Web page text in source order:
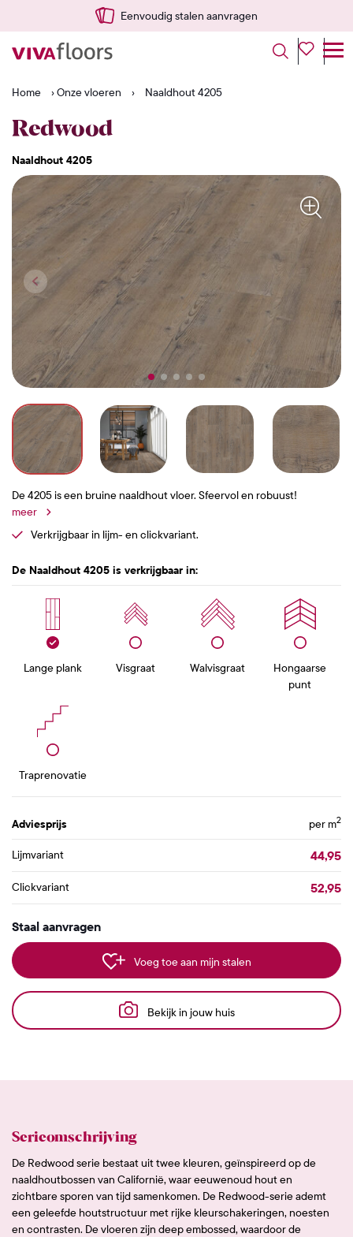
Snel vanuit NL
Home ›Onze vloeren › Naaldhout 4205
Redwood
Naaldhout 4205
De 4205 is een bruine naaldhout vloer. Sfeervol en robuust!
meer
Verkrijgbaar in lijm- en clickvariant.
De Naaldhout 4205 is verkrijgbaar in:
Lange plank Visgraat Walvisgraat
Hongaarse
punt
Traprenovatie
Adviesprijs per m2
Lijmvariant 44,95
Clickvariant 52,95
Staal aanvragen
Voeg toe aan mijn stalen
Bekijk in jouw huis
Serieomschrijving
De Redwood serie bestaat uit twee kleuren, geïnspireerd op de
naaldhoutbossen van Californië, waar eeuwenoud hout en
zichtbare sporen van tijd samenkomen. De Redwood-serie ademt
een geleefde houtstructuur met rijke kleurschakeringen, noesten
en contrasten. De vloeren zijn deep embossed, waardoor de